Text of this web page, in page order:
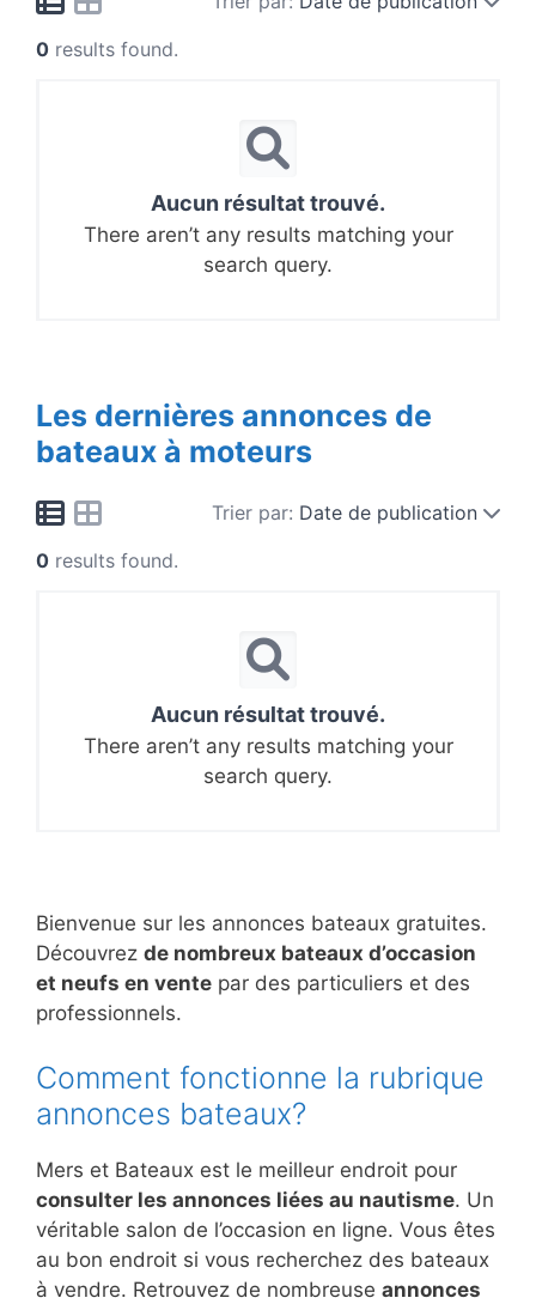
0 results found.
Aucun résultat trouvé.
There aren’t any results matching your
search query.
Les dernières annonces de
bateaux à moteurs
Trier par: Date de publication
0 results found.
Aucun résultat trouvé.
There aren’t any results matching your
search query.
Bienvenue sur les annonces bateaux gratuites.
Découvrez de nombreux bateaux d’occasion
et neufs en vente par des particuliers et des
professionnels.
Comment fonctionne la rubrique
annonces bateaux?
Mers et Bateaux est le meilleur endroit pour
consulter les annonces liées au nautisme. Un
véritable salon de l’occasion en ligne. Vous êtes
au bon endroit si vous recherchez des bateaux
à vendre. Retrouvez de nombreuse annonces